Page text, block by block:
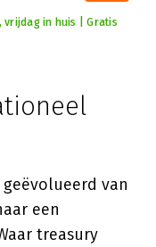
vrijdag in huis | Gratis
van
een
treasury